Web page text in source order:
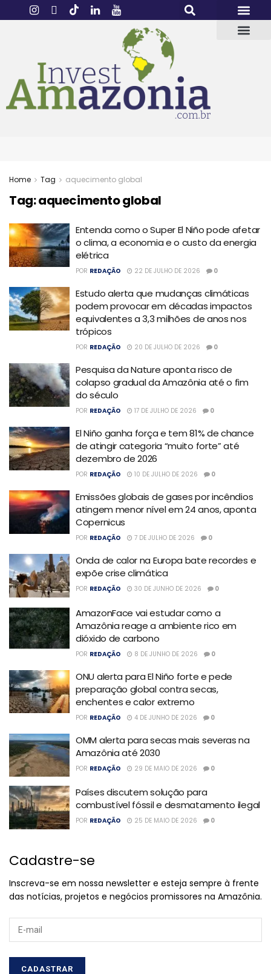
Home Tag aquecimento global
Tag:aquecimento global
Entenda como o Super El Niño pode afetar
o clima, a economia e o custo da energia
elétrica
POR REDAÇÃO 22 DE JULHO DE 2026 0
Estudo alerta que mudanças climáticas
podem provocar em décadas impactos
equivalentes a 3,3 milhões de anos nos
trópicos
POR REDAÇÃO 20 DE JULHO DE 2026 0
Pesquisa da Nature aponta risco de
colapso gradual da Amazônia até o fim
do século
POR REDAÇÃO 17 DE JULHO DE 2026 0
El Niño ganha força e tem 81% de chance
de atingir categoria “muito forte” até
dezembro de 2026
POR REDAÇÃO 10 DE JULHO DE 2026 0
Emissões globais de gases por incêndios
atingem menor nível em 24 anos, aponta
Copernicus
POR REDAÇÃO 7 DE JULHO DE 2026 0
Onda de calor na Europa bate recordes e
expõe crise climática
POR REDAÇÃO 30 DE JUNHO DE 2026 0
AmazonFace vai estudar como a
Amazônia reage a ambiente rico em
dióxido de carbono
POR REDAÇÃO 8 DE JUNHO DE 2026 0
ONU alerta para El Niño forte e pede
preparação global contra secas,
enchentes e calor extremo
POR REDAÇÃO 4 DE JUNHO DE 2026 0
OMM alerta para secas mais severas na
Amazônia até 2030
POR REDAÇÃO 29 DE MAIO DE 2026 0
Países discutem solução para
combustível fóssil e desmatamento ilegal
POR REDAÇÃO 25 DE MAIO DE 2026 0
Cadastre-se
Inscreva-se em nossa newsletter e esteja sempre à frente
das notícias, projetos e negócios promissores na Amazônia.